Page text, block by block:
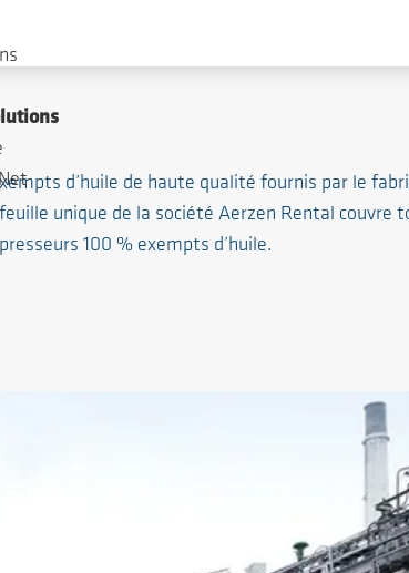
d’huile de haute qualité fournis par le
unique de la société Aerzen Rental couvre
100 % exempts d’huile.